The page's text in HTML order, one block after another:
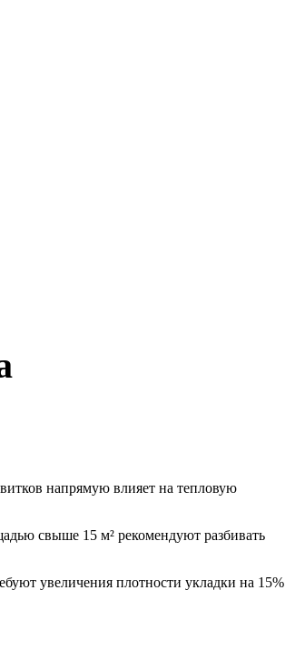
напрямую влияет на тепловую
свыше 15 м² рекомендуют разбивать
увеличения плотности укладки на 15%